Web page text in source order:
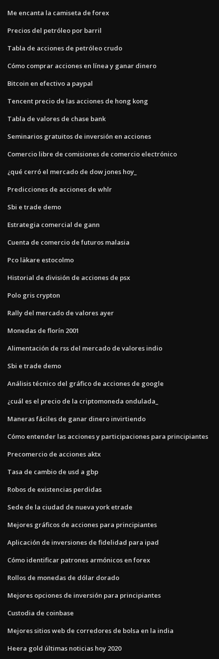
Me encanta la camiseta de forex
Precios del petróleo por barril
Tabla de acciones de petróleo crudo
Cómo comprar acciones en línea y ganar dinero
Bitcoin en efectivo a paypal
Tencent precio de las acciones de hong kong
Tabla de valores de chase bank
Seminarios gratuitos de inversión en acciones
Comercio libre de comisiones de comercio electrónico
¿qué cerró el mercado de dow jones hoy_
Predicciones de acciones de whlr
Sbi e trade demo
Estrategia comercial de gann
Cuenta de comercio de futuros malasia
Pco läkare estocolmo
Historial de división de acciones de psx
Polo gris crypton
Rally del mercado de valores ayer
Monedas de florín 2001
Alimentación de rss del mercado de valores indio
Sbi e trade demo
Análisis técnico del gráfico de acciones de google
¿cuál es el precio de la criptomoneda ondulada_
Maneras fáciles de ganar dinero invirtiendo
Cómo entender las acciones y participaciones para principiantes
Precomercio de acciones aktx
Tasa de cambio de usd a gbp
Robos de existencias perdidas
Sede de la ciudad de nueva york etrade
Mejores gráficos de acciones para principiantes
Aplicación de inversiones de fidelidad para ipad
Cómo identificar patrones armónicos en forex
Rollos de monedas de dólar dorado
Mejores opciones de inversión para principiantes
Custodia de coinbase
Mejores sitios web de corredores de bolsa en la india
Heera gold últimas noticias hoy 2020